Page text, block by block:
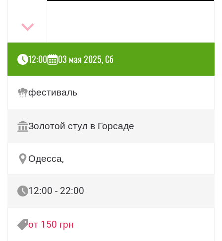
12:00 03 мая 2025, Сб
фестиваль
Золотой стул в Горсаде
Одесса,
12:00 - 22:00
от 150 грн